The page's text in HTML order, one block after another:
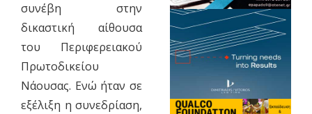
συνέβη στην
δικαστική αίθουσα
του Περιφερειακού
Πρωτοδικείου
Νάουσας. Ενώ ήταν σε
εξέλιξη η συνεδρίαση,